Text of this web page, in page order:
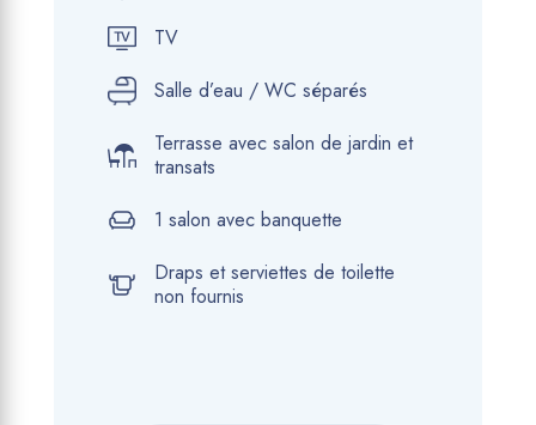
TV
Salle d’eau / WC séparés
Terrasse avec salon de jardin et
transats
1 salon avec banquette
Draps et serviettes de toilette
non fournis